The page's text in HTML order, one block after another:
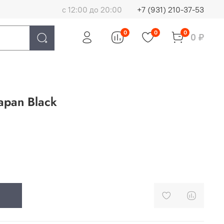
с 12:00 до 20:00 +7 (931) 210-37-53
0 0 0 0 ₽
Black